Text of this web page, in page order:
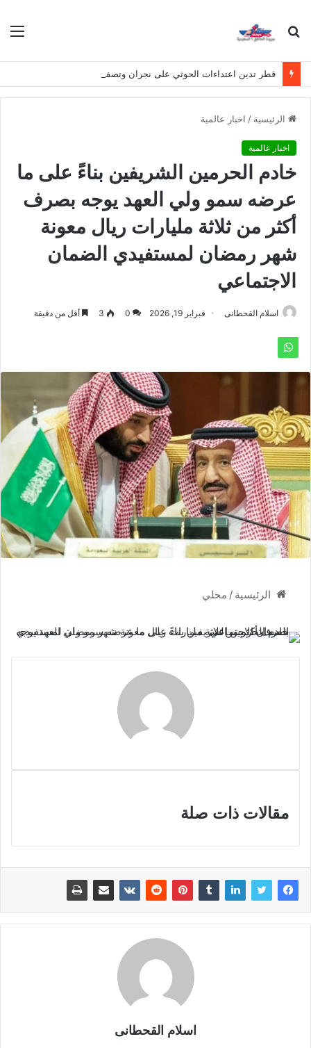
بحث
الرئيسية / اخبار عالمية
اخبار عالمية
خادم الحرمين الشريفين بناءً على ما
عرضه سمو ولي العهد يوجه بصرف
أكثر من ثلاثة مليارات ريال معونة
شهر رمضان لمستفيدي الضمان
الاجتماعي
اسلام القحطانى فبراير 19, 2026 0
3 أقل من دقيقة
الرئيسية / محلي
مقالات ذات صلة
اسلام القحطانى